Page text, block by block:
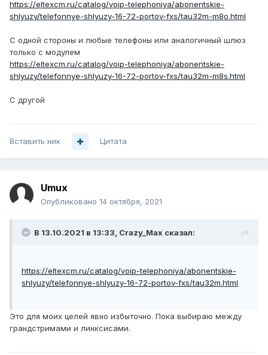
https://eltexcm.ru/catalog/voip-telephoniya/abonentskie-
shlyuzy/telefonnye-shlyuzy-16-72-portov-fxs/tau32m-m8o.html
С одной стороны и любые телефоны или аналогичный шлюз
только с модулем
https://eltexcm.ru/catalog/voip-telephoniya/abonentskie-
shlyuzy/telefonnye-shlyuzy-16-72-portov-fxs/tau32m-m8s.html
С другой
Вставить ник Цитата
Umux
Опубликовано 14 октября, 2021
В 13.10.2021 в 13:33, Crazy_Max сказал:
https://eltexcm.ru/catalog/voip-telephoniya/abonentskie-
shlyuzy/telefonnye-shlyuzy-16-72-portov-fxs/tau32m.html
Это для моих целей явно избыточно. Пока выбираю между
грандстримами и линксисами.